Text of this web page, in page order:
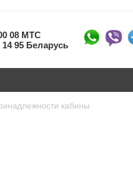
08 МТС
14 95 Беларусь
кабины